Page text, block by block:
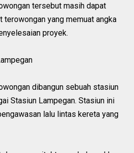
tersebut masih dapat
terowongan yang memuat angka
proyek.
dibangun sebuah stasiun
Stasiun Lampegan. Stasiun ini
lalu lintas kereta yang